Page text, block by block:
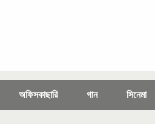
অফিসকাছারি গান সিনেমা